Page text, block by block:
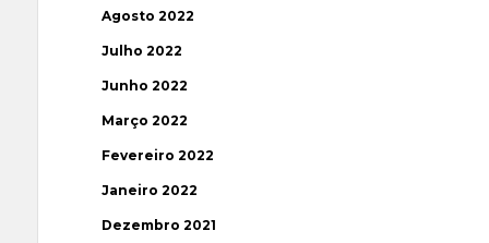
Agosto 2022
Julho 2022
Junho 2022
Março 2022
Fevereiro 2022
Janeiro 2022
Dezembro 2021